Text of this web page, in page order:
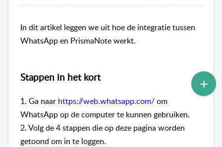
In dit artikel leggen we uit hoe de integratie tussen
WhatsApp en PrismaNote werkt.
Stappen in het kort
1. Ga naar https://web.whatsapp.com/om
WhatsApp op de computer te kunnen gebruiken.
2. Volg de 4 stappen die op deze pagina worden
getoond om in te loggen.